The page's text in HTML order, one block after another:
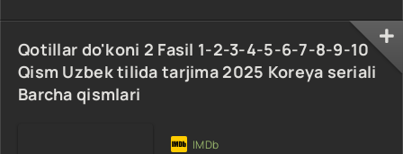
Qotillar do'koni 2 Fasil 1-2-3-4-5-6-7-8-9-10
Qism Uzbek tilida tarjima 2025 Koreya seriali
Barcha qismlari